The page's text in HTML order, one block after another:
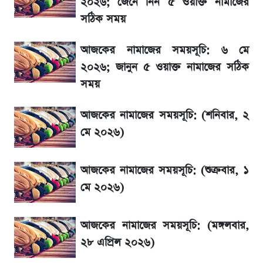
৬ আগস্ট দেশের বাজারে স্বর্ণের দাম
রবির বড় সাফল্য! আয় কম বাড়লেও রেকর্ড মুনাফা ও
গ্রাহক বৃদ্ধি
শেয়ার বিজকে লিগ্যাল নোটিশ পাঠাল রবি, শুরু নতুন
বিতর্ক
নিয়ম
সঠিক সময়
আজকের নামাজের সময়সূচি: ৬ মে
২০২৬; জানুন ৫ ওয়াক্ত নামাজের সঠিক
সময়
আজকের নামাজের সময়সূচি: (শনিবার, ২
মে ২০২৬)
আজকের নামাজের সময়সূচি: (শুক্রবার, ১
মে ২০২৬)
আজকের নামাজের সময়সূচি: (মঙ্গলবার,
২৮ এপ্রিল ২০২৬)